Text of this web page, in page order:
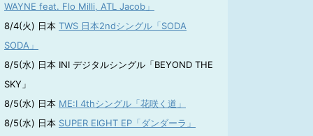
WAYNE feat. Flo Milli, ATL Jacob」
8/4(火) 日本 TWS 日本2ndシングル「SODA
SODA」
8/5(水) 日本 INI デジタルシングル「BEYOND THE
SKY」
8/5(水) 日本 ME:I 4thシングル「花咲く道」
8/5(水) 日本 SUPER EIGHT EP「ダンダーラ」